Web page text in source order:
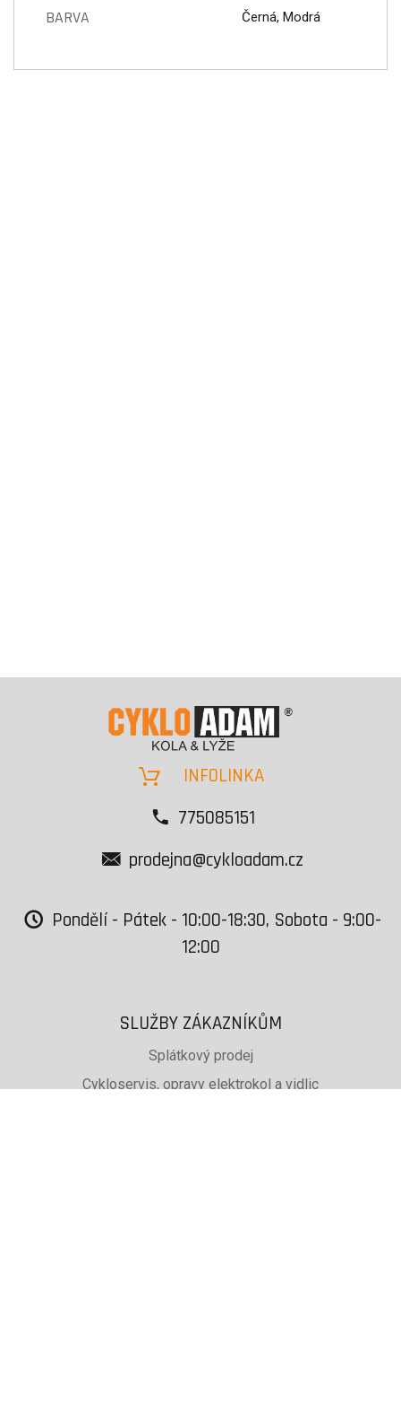
BARVA Černá, Modrá
INFOLINKA
775085151
prodejna@cykloadam.cz
Pondělí - Pátek - 10:00-18:30, Sobota - 9:00-
12:00
SLUŽBY ZÁKAZNÍKŮM
Splátkový prodej
Cykloservis, opravy elektrokol a vidlic